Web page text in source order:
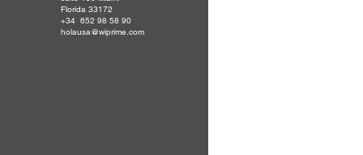
Florida 33172
+34 652 98 58 90
holausa@wiprime.com